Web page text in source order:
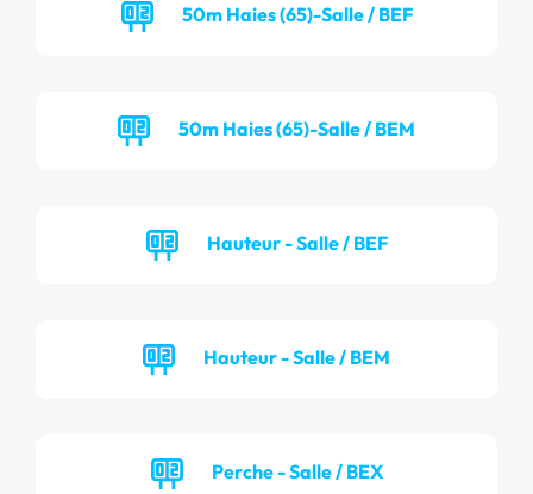
50m Haies (65)-Salle / BEF
50m Haies (65)-Salle / BEM
Hauteur - Salle / BEF
Hauteur - Salle / BEM
Perche - Salle / BEX